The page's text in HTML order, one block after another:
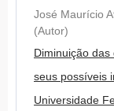
José Maurício
(Autor)
Diminuição
seus possíveis
Universidade